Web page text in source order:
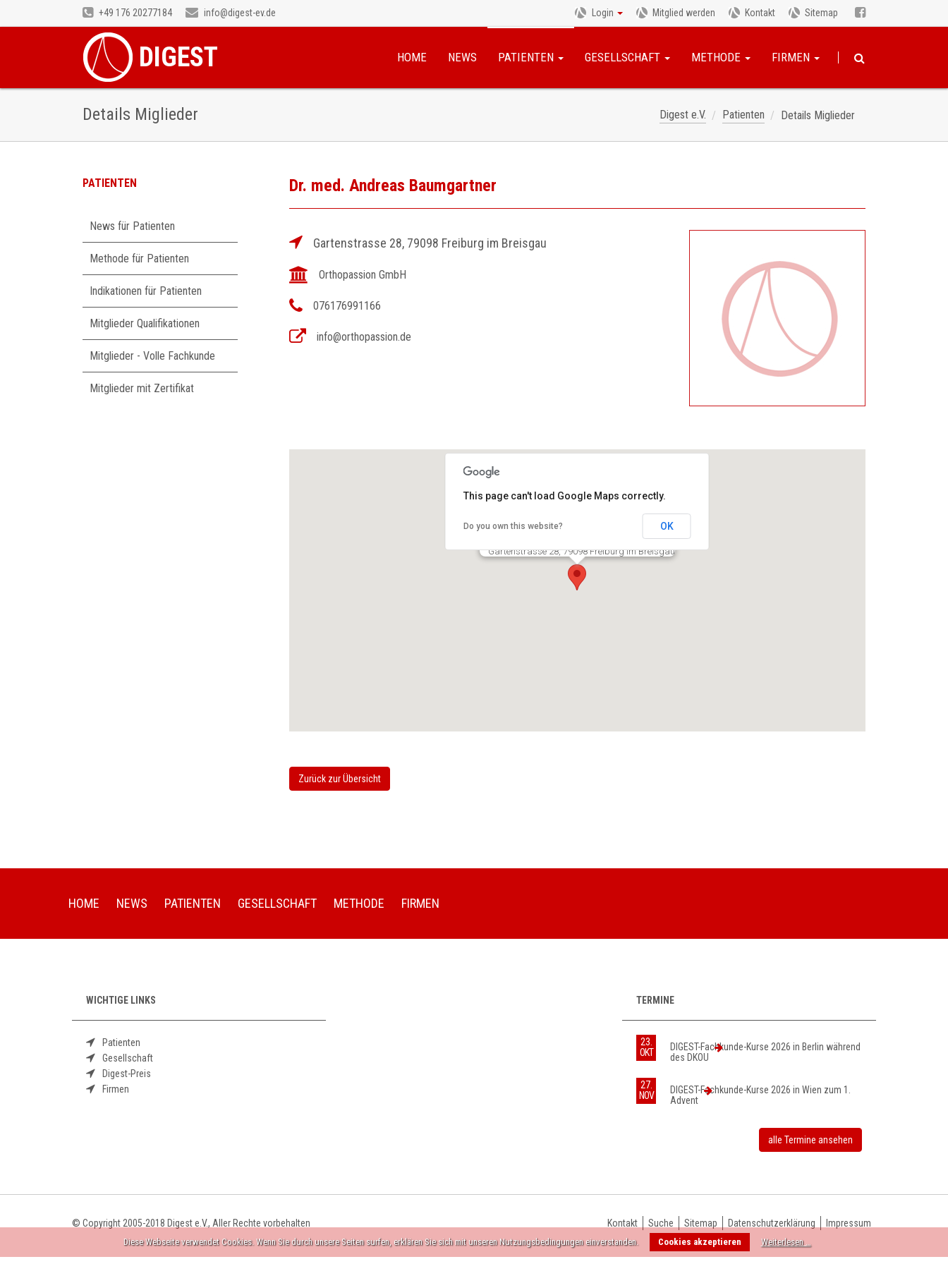
+49 176 20277184 info@digest-ev.de Login Mitglied werden Kontakt Sitemap
DIGEST HOME NEWS PATIENTEN GESELLSCHAFT METHODE FIRMEN
Details Miglieder Digest e.V. Patienten Details Miglieder
Dr. med. Andreas Baumgartner
Gartenstrasse 28, 79098 Freiburg im Breisgau
Orthopassion GmbH
076176991166
info@orthopassion.de
Gartenstrasse 28, 79098 Freiburg im Breisgau
This page can't load Google Maps correctly.
Do you own this website? OK
Zurück zur Übersicht
PATIENTEN
überspringen
News für Patienten
Methode für Patienten
Indikationen für Patienten
Mitglieder Qualifikationen
Mitglieder - Volle Fachkunde
Mitglieder mit Zertifikat
HOME NEWS PATIENTEN GESELLSCHAFT METHODE FIRMEN
WICHTIGE LINKS
Patienten
Gesellschaft
Digest-Preis
Firmen
TERMINE
23.
OKT
DIGEST-Fachkunde-Kurse 2026 in Berlin während
des DKOU
27.
NOV
DIGEST-Fachkunde-Kurse 2026 in Wien zum 1.
Advent
alle Termine ansehen
© Copyright 2005-2018 Digest e.V., Aller Rechte vorbehalten Kontakt Suche Sitemap Datenschutzerklärung Impressum
Diese Webseite verwendet Cookies. Wenn Sie durch unsere Seiten surfen, erklären Sie sich mit unseren Nutzungsbedingungen einverstanden. Cookies akzeptieren Weiterlesen …